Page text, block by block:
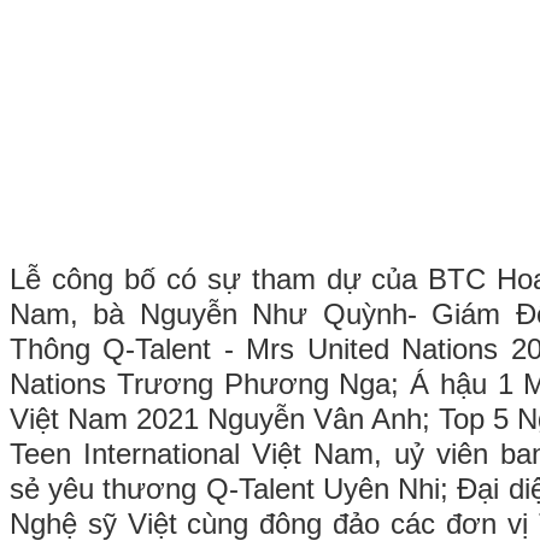
Lễ công bố có sự tham dự của BTC
Nam, bà Nguyễn Như Quỳnh- Giám
Thông Q-Talent - Mrs United Nations
Nations Trương Phương Nga; Á hậu 1
Việt Nam 2021 Nguyễn Vân Anh; Top 5
Teen International Việt Nam, uỷ viên
sẻ yêu thương Q-Talent Uyên Nhi; Đại
Nghệ sỹ Việt cùng đông đảo các đơn vị